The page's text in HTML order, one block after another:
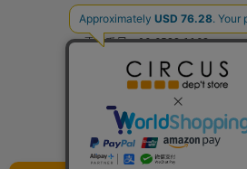
お問合せ先
⇒FAQ/お問合せフォーム
電話番号：06-6538-1163
営業時間：10:00-17:00
定休日：日曜・祝日